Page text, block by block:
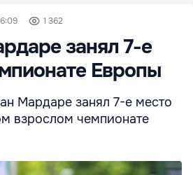
1 362
занял 7-е
Европы
Мардаре занял 7-е место
взрослом чемпионате